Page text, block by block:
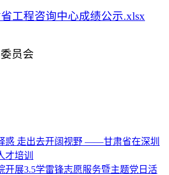
工程咨询中心成绩公示.xlsx
委员会
惑 走出去开阔视野 ——甘肃省在深圳
培训
开展3.5学雷锋志愿服务暨主题党日活